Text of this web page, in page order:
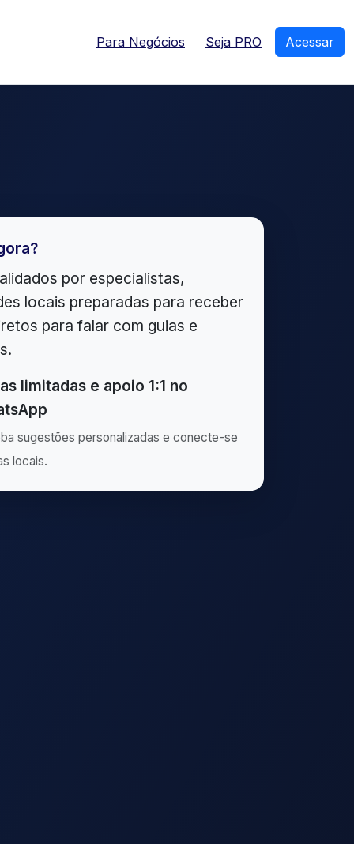
Para Negócios Seja PRO Acessar
por especialistas,
locais preparadas para receber
para falar com guias e
limitadas e apoio 1:1 no
sugestões personalizadas e conecte-se
locais.